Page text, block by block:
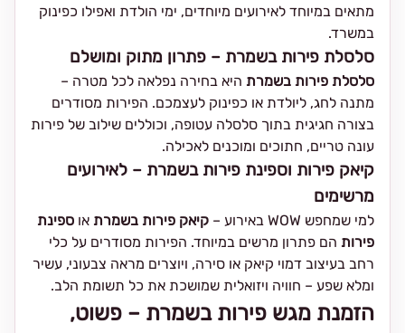
מתאים במיוחד לאירועים מיוחדים, ימי הולדת ואפילו כפינוק
במשרד.
סלסלת פירות בשמרת – פתרון מתוק ומושלם
סלסלת פירות בשמרת היא בחירה נפלאה לכל מטרה –
מתנה לחג, ליולדת או כפינוק לעצמכם. הפירות מסודרים
בצורה חגיגית בתוך סלסלה עטופה, וכוללים שילוב של פירות
עונה טריים, חתוכים ומוכנים לאכילה.
קיאק פירות וספינת פירות בשמרת – לאירועים
מרשימים
למי שמחפש WOW באירוע – קיאק פירות בשמרת או ספינת
פירות הם פתרון מרשים במיוחד. הפירות מסודרים על כלי
רחב בעיצוב דמוי קיאק או סירה, ויוצרים מראה צבעוני, עשיר
ומלא שפע – חוויה ויזואלית שמושכת את כל תשומת הלב.
הזמנת מגש פירות בשמרת – פשוט,